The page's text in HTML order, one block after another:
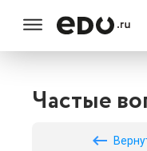
Частые
keyboard_backspace